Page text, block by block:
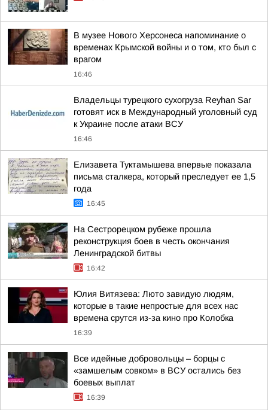
В музее Нового Херсонеса напоминание о
временах Крымской войны и о том, кто был с
врагом
16:46
Владельцы турецкого сухогруза Reyhan Sar
готовят иск в Международный уголовный суд
к Украине после атаки ВСУ
16:46
Елизавета Туктамышева впервые показала
письма сталкера, который преследует ее 1,5
года
16:45
На Сестрорецком рубеже прошла
реконструкция боев в честь окончания
Ленинградской битвы
16:42
Юлия Витязева: Люто завидую людям,
которые в такие непростые для всех нас
времена срутся из-за кино про Колобка
16:39
Все идейные добровольцы – борцы с
«замшелым совком» в ВСУ остались без
боевых выплат
16:39